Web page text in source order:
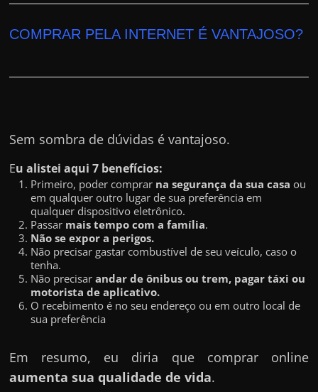
COMPRAR PELA INTERNET É VANTAJOSO?
Sem sombra de dúvidas é vantajoso.
Eu alistei aqui 7 benefícios:
Primeiro, poder comprar na segurança da sua casa ou
em qualquer outro lugar de sua preferência em
qualquer dispositivo eletrônico.
Passar mais tempo com a família.
Não se expor a perigos.
Não precisar gastar combustível de seu veículo, caso o
tenha.
Não precisarandar de ônibus ou trem, pagar táxi ou
motorista de aplicativo.
O recebimento é no seu endereço ou em outro local de
sua preferência
Em resumo, eu diria que comprar online
aumenta sua qualidade de vida.